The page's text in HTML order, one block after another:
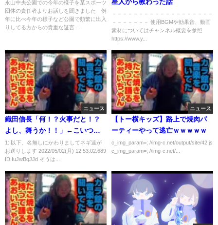
永山中央公園での今年の様子を某スポーツ
団体の責任者よりお話しを聞きました 例
年に比べ今年の様子など公園で頻繁に出入
りしてる方からの貴重な証言...
星人から教わった話
－－－－－－－－－－－－－－－－－－－
－－－－－－－ 使用BGMや効果音、動画
素材についてはチャンネル概要を参照
https://www.y...
ニュース
織田信長「何！？火事だと！？
よし、舞うか！！」←こいつ馬
鹿かよ
1: 以下、名無しにかわりましてネギ速が
お送りします 2022/05/02(月) 12:53:02.689
ID:IuJwBqJJd そうは...
ニュース
【トー横キッズ】路上で焼肉パ
ーティーやって逃亡ｗｗｗｗｗ
c_img_param=; //img-c.net/output/site/42.js
c_img_param=; //img-c.net/...